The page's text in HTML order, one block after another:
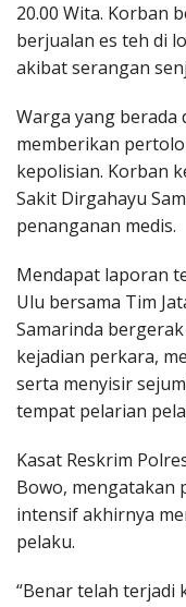
20.00 Wita. Korban
berjualan es teh di
akibat serangan
Warga yang
memberikan
kepolisian. Korban
Sakit Dirgahayu
penanganan medis.
Mendapat laporan
Ulu bersama Tim
Samarinda
kejadian perkara,
serta menyisir
tempat pelarian
Kasat Reskrim
Bowo, mengatakan
intensif akhirnya
pelaku.
“Benar telah terjadi